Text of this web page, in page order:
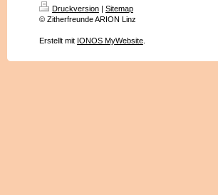
Druckversion | Sitemap
© Zitherfreunde ARION Linz
Erstellt mit IONOS MyWebsite